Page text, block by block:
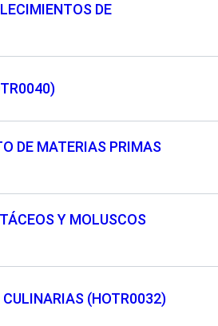
DE
DE MATERIAS PRIMAS
Y MOLUSCOS
CULINARIAS (HOTR0032)